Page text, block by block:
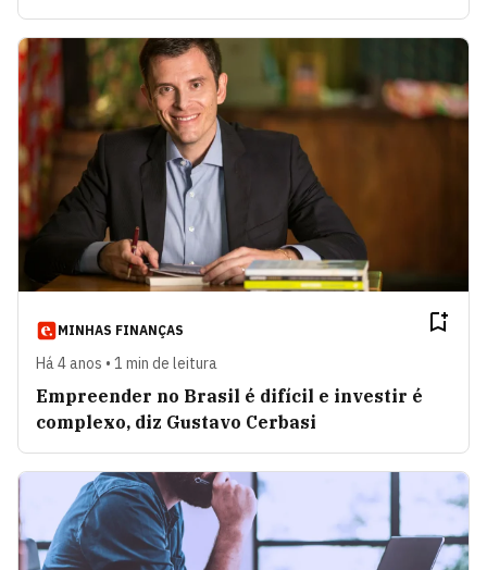
MINHAS FINANÇAS
Há 4 anos • 1 min de leitura
Empreender no Brasil é difícil e investir é
complexo, diz Gustavo Cerbasi